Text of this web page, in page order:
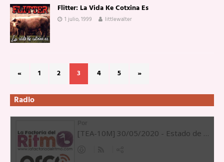
Flitter: La Vida Ke Cotxina Es
1 julio, 1999 littlewalter
« 1 2 3 4 5 »
Radio